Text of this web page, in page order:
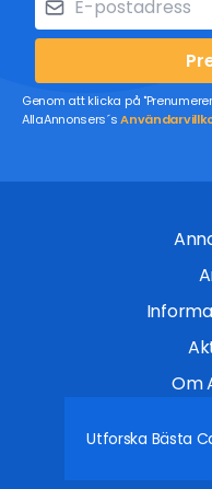
Genom att klicka på
AllaAnnonsers´s
Om
Utforska Bästa